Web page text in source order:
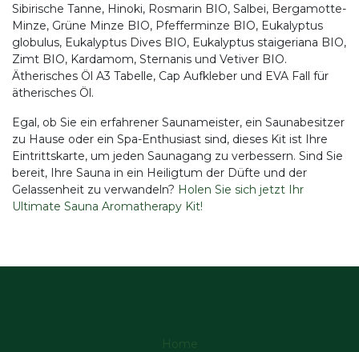
Sibirische Tanne, Hinoki, Rosmarin BIO, Salbei, Bergamotte-
Minze, Grüne Minze BIO, Pfefferminze BIO, Eukalyptus
globulus, Eukalyptus Dives BIO, Eukalyptus staigeriana BIO,
Zimt BIO, Kardamom, Sternanis und Vetiver BIO.
Ätherisches Öl A3 Tabelle, Cap Aufkleber und EVA Fall für
ätherisches Öl.
Egal, ob Sie ein erfahrener Saunameister, ein Saunabesitzer
zu Hause oder ein Spa-Enthusiast sind, dieses Kit ist Ihre
Eintrittskarte, um jeden Saunagang zu verbessern. Sind Sie
bereit, Ihre Sauna in ein Heiligtum der Düfte und der
Gelassenheit zu verwandeln? Holen Sie sich jetzt Ihr
Ultimate Sauna Aromatherapy Kit!
Home